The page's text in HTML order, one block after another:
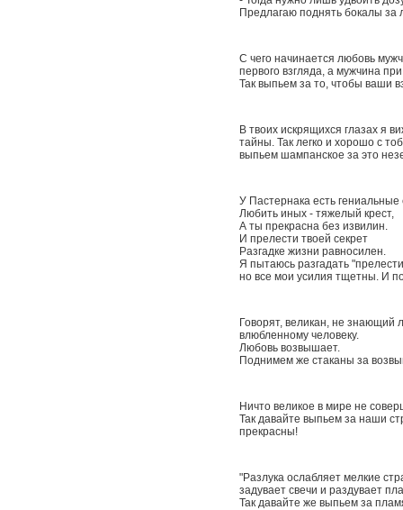
Предлагаю поднять бокалы за
С чего начинается любовь
первого взгляда, а мужчина
Так выпьем за то, чтобы ваши
В твоих искрящихся глазах я
тайны. Так легко и хорошо с
выпьем шампанское за это
У Пастернака есть гениальные
Любить иных - тяжелый крест,
А ты прекрасна без извилин.
И прелести твоей секрет
Разгадке жизни равносилен.
Я пытаюсь разгадать
но все мои усилия тщетны. И
Говорят, великан, не знающий
влюбленному человеку.
Любовь возвышает.
Поднимем же стаканы за
Ничто великое в мире не
Так давайте выпьем за наши
прекрасны!
"Разлука ослабляет мелкие
задувает свечи и раздувает
Так давайте же выпьем за